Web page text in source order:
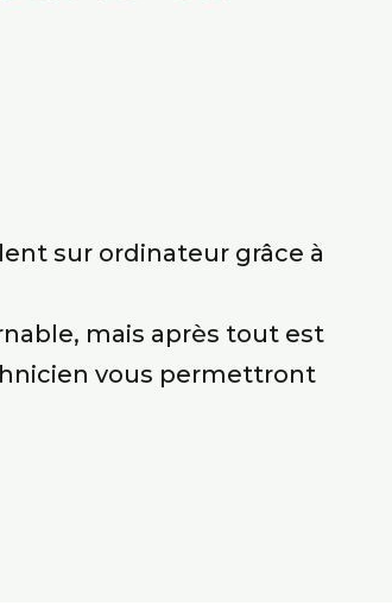
sur ordinateur grâce à
mais après tout est
vous permettront